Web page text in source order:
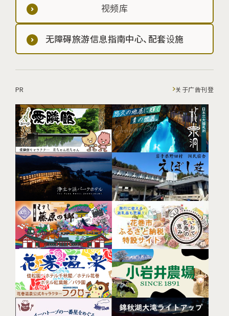
视频库
无障碍旅游信息指南中心、配套设施
PR 关于广告刊登